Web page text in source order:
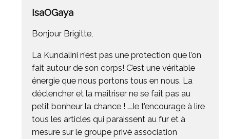
IsaOGaya
Bonjour Brigitte,
La Kundalini n’est pas une protection que l’on
fait autour de son corps! C’est une véritable
énergie que nous portons tous en nous. La
déclencher et la maîtriser ne se fait pas au
petit bonheur la chance ! …Je t’encourage à lire
tous les articles qui paraissent au fur et à
mesure sur le groupe privé association